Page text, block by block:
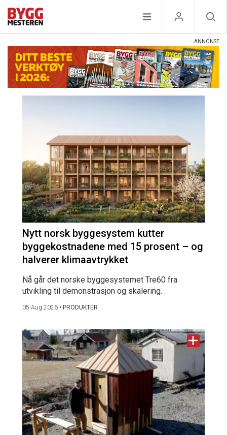
Nytt norsk byggesystem kutter
byggekostnadene med 15 prosent – og
halverer klimaavtrykket
Nå går det norske byggesystemet Tre60 fra
utvikling til demonstrasjon og skalering.
05 Aug 2026 • PRODUKTER